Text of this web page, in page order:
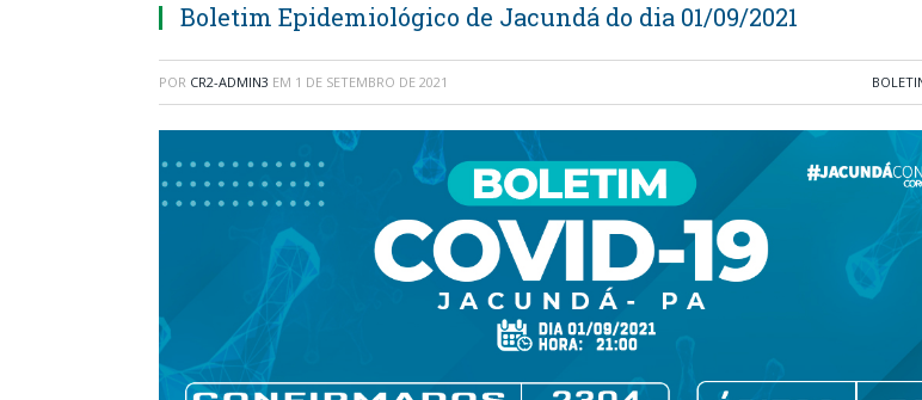
Boletim Epidemiológico de Jacundá do dia 01/09/2021
POR CR2-ADMIN3 EM 1 DE SETEMBRO DE 2021